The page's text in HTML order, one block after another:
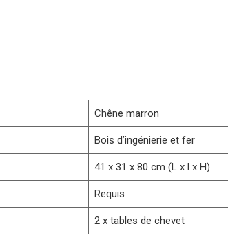
Chêne marron
Bois d’ingénierie et fer
41 x 31 x 80 cm (L x l x H)
Requis
2 x tables de chevet